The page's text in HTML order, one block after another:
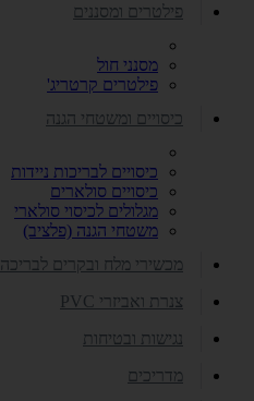
פילטרים ומסננים
מסנני חול
פילטרים קרטריג'
כיסויים ומשטחי הגנה
כיסויים לבריכות ניידות
כיסויים סולארים
מגלולים לכיסוי סולארי
משטחי הגנה (פלציב)
מכשירי מלח ובקרים לבריכה
צנרת ואביזרי PVC
נגישות ובטיחות
מדריכים